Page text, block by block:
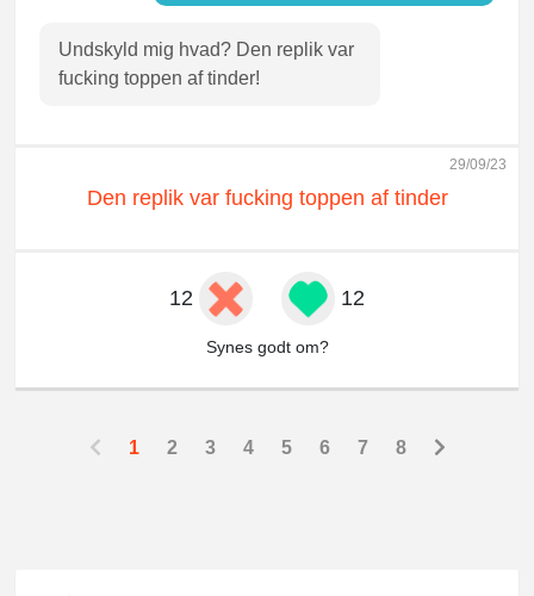
Undskyld mig hvad? Den replik var
fucking toppen af tinder!
29/09/23
Den replik var fucking toppen af tinder
12 12
Synes godt om?
1 2 3 4 5 6 7 8